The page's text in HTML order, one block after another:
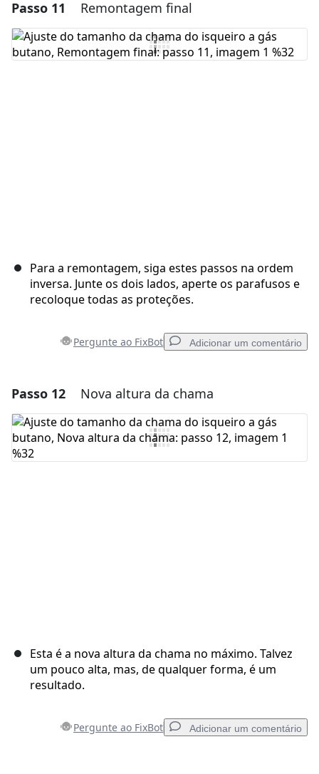
Adicionar um comentário
Comentar
Passo 11 Remontagem final
Para a remontagem, siga estes passos na ordem
inversa. Junte os dois lados, aperte os parafusos e
recoloque todas as proteções.
Pergunte ao FixBot Adicionar um comentário
Adicionar um comentário
Comentar
Passo 12 Nova altura da chama
Esta é a nova altura da chama no máximo. Talvez
um pouco alta, mas, de qualquer forma, é um
resultado.
Pergunte ao FixBot Adicionar um comentário